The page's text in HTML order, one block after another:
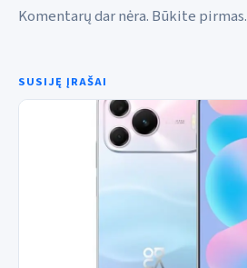
Komentarų dar nėra. Būkite pirmas.
SUSIJĘ ĮRAŠAI